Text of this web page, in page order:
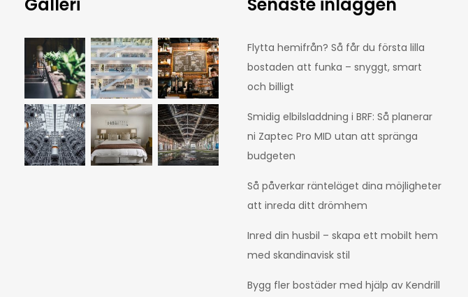
Flytta hemifrån? Så får du första lilla
bostaden att funka – snyggt, smart
och billigt
Smidig elbilsladdning i BRF: Så planerar
ni Zaptec Pro MID utan att spränga
budgeten
Så påverkar ränteläget dina möjligheter
att inreda ditt drömhem
Inred din husbil – skapa ett mobilt hem
med skandinavisk stil
Bygg fler bostäder med hjälp av Kendrill